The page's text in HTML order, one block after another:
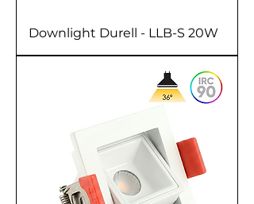
Downlight Durell - LLB-S 20W